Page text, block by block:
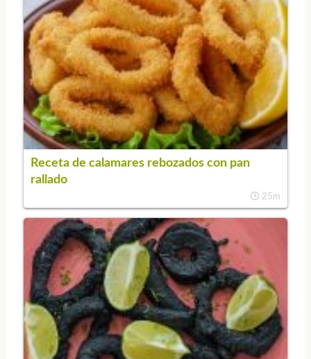
Receta de calamares rebozados con pan
rallado
25m